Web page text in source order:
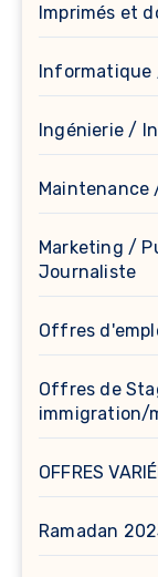
Imprimés et
Informatique
Ingénierie /
Maintenance
Marketing /
Journaliste
Offres
Offres de
immigration/
OFFRES
Ramadan